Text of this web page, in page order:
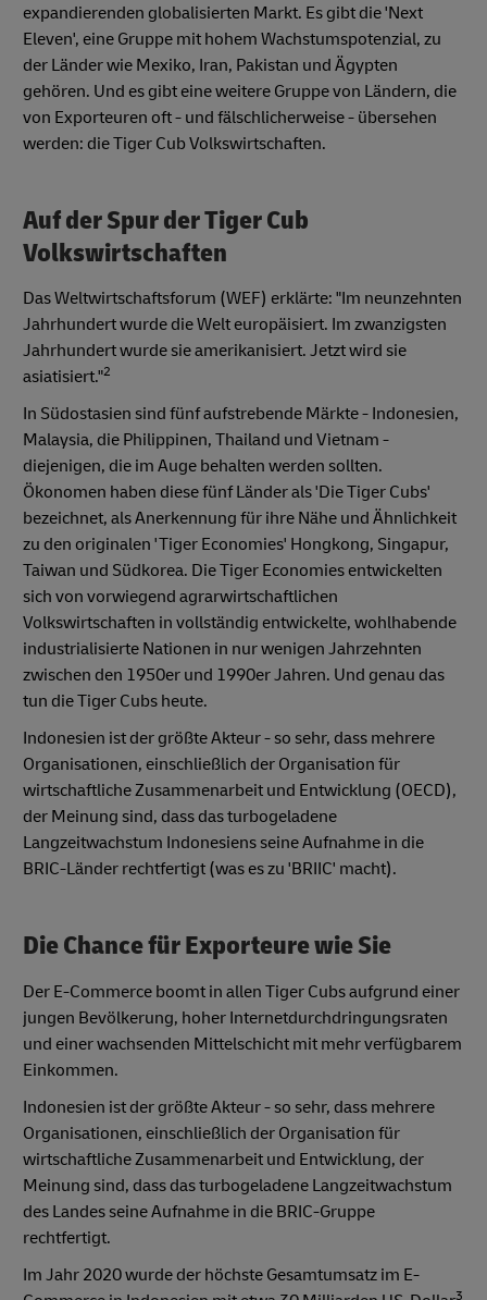
expandierenden globalisierten Markt. Es gibt die 'Next
Eleven', eine Gruppe mit hohem Wachstumspotenzial, zu
der Länder wie Mexiko, Iran, Pakistan und Ägypten
gehören. Und es gibt eine weitere Gruppe von Ländern, die
von Exporteuren oft - und fälschlicherweise - übersehen
werden: die Tiger Cub Volkswirtschaften.
Auf der Spur der Tiger Cub
Volkswirtschaften
Das Weltwirtschaftsforum (WEF) erklärte: "Im neunzehnten
Jahrhundert wurde die Welt europäisiert. Im zwanzigsten
Jahrhundert wurde sie amerikanisiert. Jetzt wird sie
asiatisiert."2
In Südostasien sind fünf aufstrebende Märkte - Indonesien,
Malaysia, die Philippinen, Thailand und Vietnam -
diejenigen, die im Auge behalten werden sollten.
Ökonomen haben diese fünf Länder als 'Die Tiger Cubs'
bezeichnet, als Anerkennung für ihre Nähe und Ähnlichkeit
zu den originalen 'Tiger Economies' Hongkong, Singapur,
Taiwan und Südkorea. Die Tiger Economies entwickelten
sich von vorwiegend agrarwirtschaftlichen
Volkswirtschaften in vollständig entwickelte, wohlhabende
industrialisierte Nationen in nur wenigen Jahrzehnten
zwischen den 1950er und 1990er Jahren. Und genau das
tun die Tiger Cubs heute.
Indonesien ist der größte Akteur - so sehr, dass mehrere
Organisationen, einschließlich der Organisation für
wirtschaftliche Zusammenarbeit und Entwicklung (OECD),
der Meinung sind, dass das turbogeladene
Langzeitwachstum Indonesiens seine Aufnahme in die
BRIC-Länder rechtfertigt (was es zu 'BRIIC' macht).
Die Chance für Exporteure wie Sie
Der E-Commerce boomt in allen Tiger Cubs aufgrund einer
jungen Bevölkerung, hoher Internetdurchdringungsraten
und einer wachsenden Mittelschicht mit mehr verfügbarem
Einkommen.
Indonesien ist der größte Akteur - so sehr, dass mehrere
Organisationen, einschließlich der Organisation für
wirtschaftliche Zusammenarbeit und Entwicklung, der
Meinung sind, dass das turbogeladene Langzeitwachstum
des Landes seine Aufnahme in die BRIC-Gruppe
rechtfertigt.
Im Jahr 2020 wurde der höchste Gesamtumsatz im E-
3